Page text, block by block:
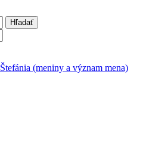
Štefánia (meniny a význam mena)